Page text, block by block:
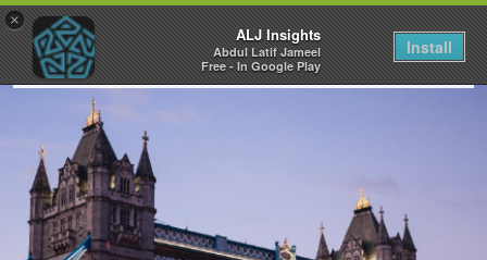
×
ALJ Insights
Abdul Latif Jameel
Free - In Google Play
Install
Toggle
navigation